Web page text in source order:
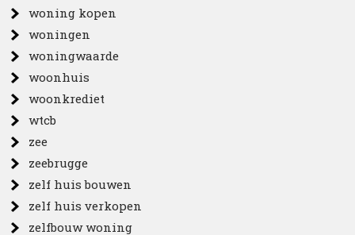
woning kopen
woningen
woningwaarde
woonhuis
woonkrediet
wtcb
zee
zeebrugge
zelf huis bouwen
zelf huis verkopen
zelfbouw woning